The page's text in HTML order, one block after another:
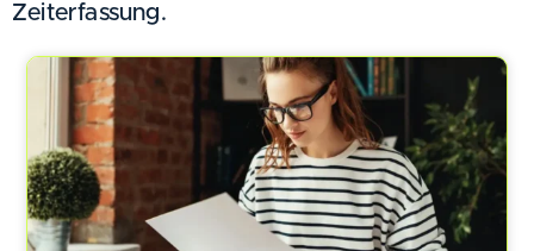
Zeiterfassung.